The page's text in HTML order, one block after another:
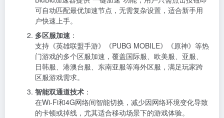
可自动匹配最优加速节点，无需复杂设置，适合新手用
户快速上手。
多区服加速 ：
支持《英雄联盟手游》《PUBG MOBILE》《原神》等热
门游戏的多个区服加速，覆盖国际服、欧美服、亚服、
日韩服、港澳台服、东南亚服等海外区服，满足玩家跨
区服游戏需求。
智能双通道技术 ：
在Wi-Fi和4G网络间智能切换，减少因网络环境变化导致
的卡顿或掉线，尤其适合移动场景下的游戏体验。